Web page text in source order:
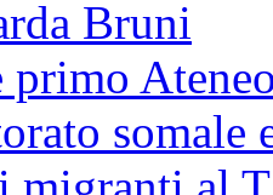
Bruni
primo
somale